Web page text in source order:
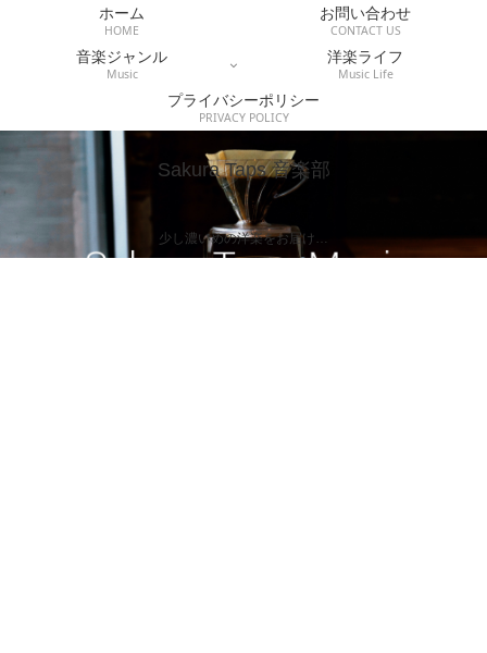
Sakura Taps 音楽部
少し濃いめの洋楽をお届け…
ホーム
HOME
お問い合わせ
CONTACT US
音楽ジャンル
Music
洋楽ライフ
Music Life
プライバシーポリシー
PRIVACY POLICY